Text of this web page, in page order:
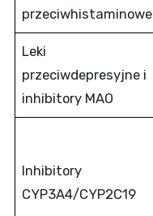
przeciwhistaminowe
Leki
przeciwdepresyjne i
inhibitory MAO
Inhibitory
CYP3A4/CYP2C19